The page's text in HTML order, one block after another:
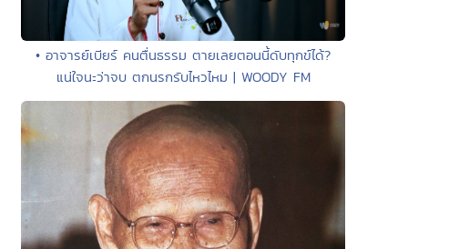
• อาจารย์เบียร์ คนตื่นธรรม ตายเลยตอนนี้ดับทุกข์ได้?
แน่ใจนะว่าจบ ตกนรกรับไหวไหม | WOODY FM